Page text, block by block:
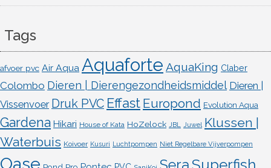
Tags
afvoer pvc Air Aqua Aquaforte AquaKing Claber
Colombo Dieren | Dierengezondheidsmiddel Dieren |
Vissenvoer Druk PVC Effast Europond Evolution Aqua
Gardena Hikari House of Kata HoZelock JBL Juwel Klussen |
Waterbuis Koivoer Kusuri Luchtpompen Niet Regelbare Vijverpompen
Oase SeraSuperfish